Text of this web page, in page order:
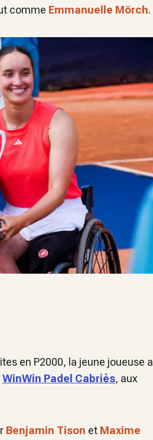
comme Emmanuelle Mörch.
en P2000, la jeune joueuse a
WinWin Padel Cabriès, aux
Benjamin Tison et Maxime